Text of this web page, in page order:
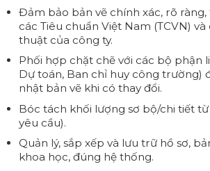
Đảm bảo bản vẽ chính xác, rõ
các Tiêu chuẩn Việt Nam (TCVN)
thuật của công ty.
Phối hợp chặt chẽ với các bộ phận
Dự toán, Ban chỉ huy công trường)
nhật bản vẽ khi có thay đổi.
Bóc tách khối lượng sơ bộ/chi tiết
yêu cầu).
Quản lý, sắp xếp và lưu trữ hồ sơ,
khoa học, đúng hệ thống.